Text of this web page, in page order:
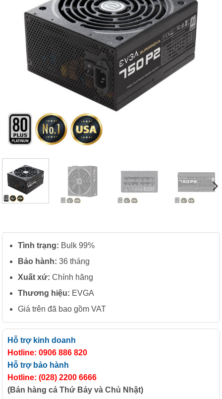
Tình trạng: Bulk 99%
Bảo hành: 36 tháng
Xuất xứ: Chính hãng
Thương hiệu: EVGA
Giá trên đã bao gồm VAT
Hỗ trợ kinh doanh
Hotline: 0906 886 820
Hỗ trợ bảo hành
Hotline: (028) 2200 6666
(Bán hàng cả Thứ Bảy và Chủ Nhật)